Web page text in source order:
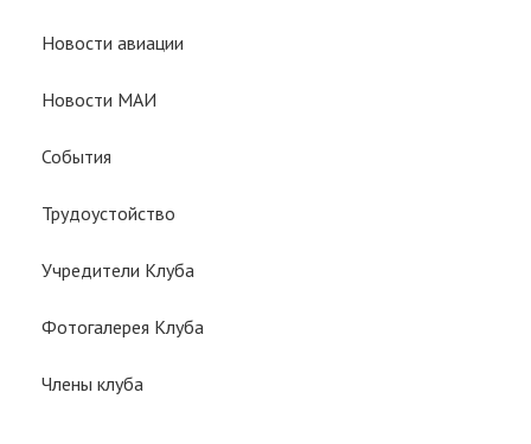
Новости авиации
Новости МАИ
События
Трудоустойство
Учредители Клуба
Фотогалерея Клуба
Члены клуба